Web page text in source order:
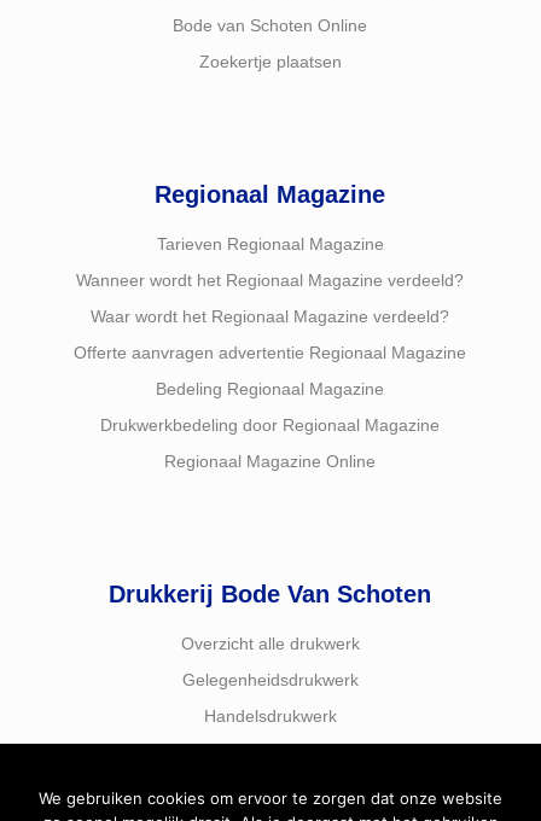
Bode van Schoten Online
Zoekertje plaatsen
Regionaal Magazine
Tarieven Regionaal Magazine
Wanneer wordt het Regionaal Magazine verdeeld?
Waar wordt het Regionaal Magazine verdeeld?
Offerte aanvragen advertentie Regionaal Magazine
Bedeling Regionaal Magazine
Drukwerkbedeling door Regionaal Magazine
Regionaal Magazine Online
Drukkerij Bode Van Schoten
Overzicht alle drukwerk
Gelegenheidsdrukwerk
Handelsdrukwerk
We gebruiken cookies om ervoor te zorgen dat onze website